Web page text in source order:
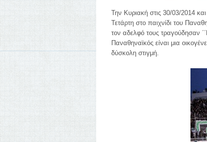
Την Κυριακή στις 30/03/2014
Τετάρτη στο παιχνίδι του
τον αδελφό τους τραγούδησαν
Παναθηναϊκός είναι μια
δύσκολη στιγμή.